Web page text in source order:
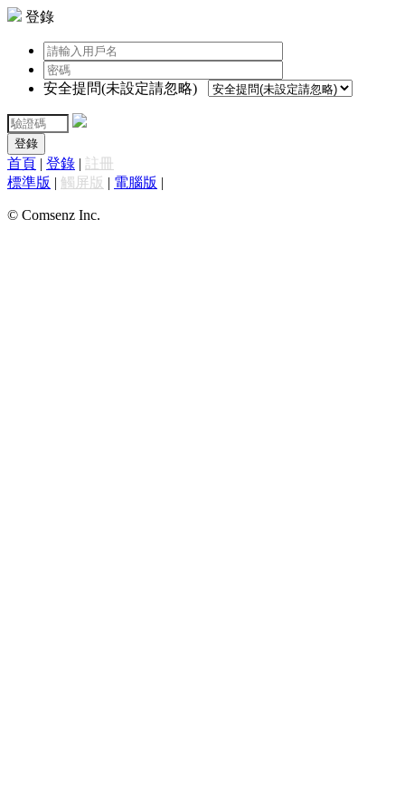
登錄
安全提問(未設定請忽略)
登錄
首頁 | 登錄 | 註冊
標準版 | 觸屏版 | 電腦版 |
© Comsenz Inc.